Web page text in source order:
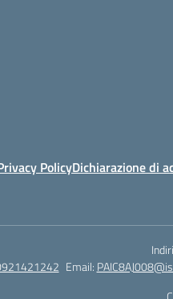
PolicyDichiarazione di
Email: